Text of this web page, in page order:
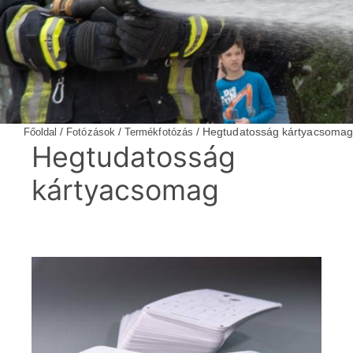
Főoldal / Fotózások /Termékfotózás / Hegtudatosság kártyacsomag
Hegtudatosság
kártyacsomag